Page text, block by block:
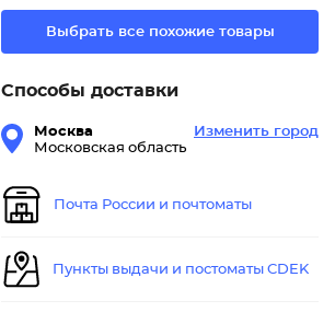
Выбрать все похожие товары
Способы доставки
Москва
Московская область
Изменить город
Почта России и почтоматы
Пункты выдачи и постоматы CDEK